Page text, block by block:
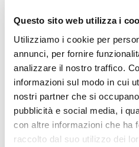
Questo sito web utilizza i
Utilizziamo i cookie per
annunci, per fornire
analizzare il nostro traffico.
informazioni sul modo in cui
nostri partner che si
pubblicità e social media, i
con altre informazioni che ha
raccolto dal suo utilizzo dei
“milanese” e quindi venivo
portava sì una cosa nuova
procedure e regole.
Il valore che mi
Ho sempre combattuto
il bicchiere mezzo pieno e
successo.